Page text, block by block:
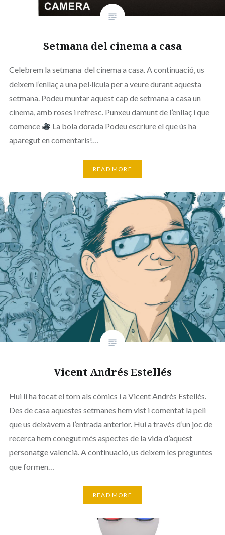
Setmana del cinema a casa
Celebrem la setmana del cinema a casa. A continuació, us
deixem l’enllaç a una pel·lícula per a veure durant aquesta
setmana. Podeu muntar aquest cap de setmana a casa un
cinema, amb roses i refresc. Punxeu damunt de l’enllaç i que
comence
La bola dorada Podeu escriure el que ús ha
aparegut en comentaris!…
READ MORE
Vicent Andrés Estellés
Hui li ha tocat el torn als còmics i a Vicent Andrés Estellés.
Des de casa aquestes setmanes hem vist i comentat la peli
que us deixàvem a l’entrada anterior. Hui a través d’un joc de
recerca hem conegut més aspectes de la vida d’aquest
personatge valencià. A continuació, us deixem les preguntes
que formen…
READ MORE